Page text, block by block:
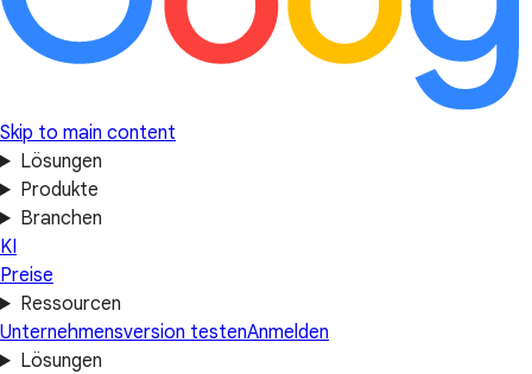
Skip to main content
Lösungen
Produkte
Branchen
KI
Preise
Ressourcen
Unternehmensversion testenAnmelden
Lösungen